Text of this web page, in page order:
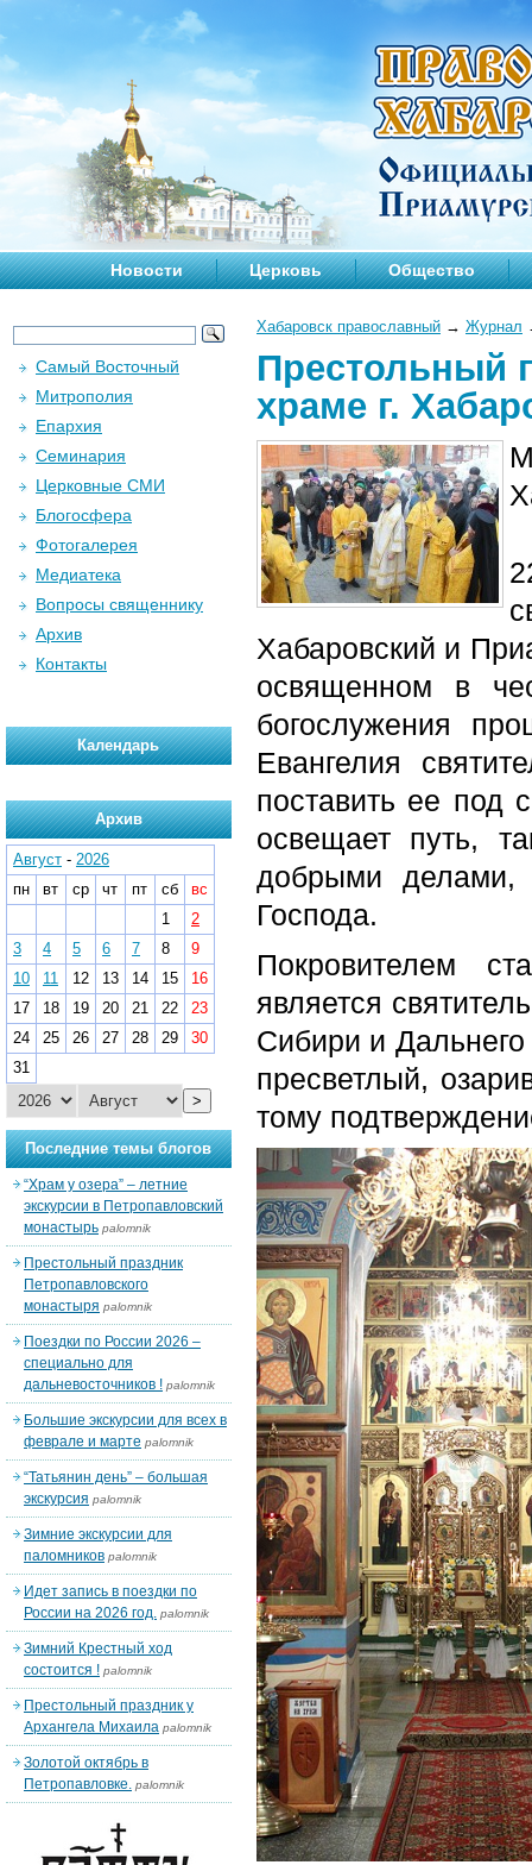
Новости Церковь Общество
Хабаровск православный → Журнал
Престольный
храме г.
Хабаровский и
освященном в
богослужения
Евангелия
поставить ее под
освещает путь,
добрыми делами,
Господа.
Покровителем
является
Сибири и
пресветлый,
тому
Самый Восточный
Митрополия
Епархия
Семинария
Церковные СМИ
Блогосфера
Фотогалерея
Медиатека
Вопросы священнику
Архив
Контакты
Календарь
Архив
Август - 2026
пн
вт ср чт пт сб
вс
1
2
3
4 5 6 7 8
9
10
11 12 13 14 15
16
17
18 19 20 21 22
23
24
25 26 27 28 29
30
31
>
Последние темы блогов
“Храм у озера” – летние
экскурсии в Петропавловский
монастырь palomnik
Престольный праздник
Петропавловского
монастыря palomnik
Поездки по России 2026 –
специально для
дальневосточников ! palomnik
Большие экскурсии для всех в
феврале и марте palomnik
“Татьянин день” – большая
экскурсия palomnik
Зимние экскурсии для
паломников palomnik
Идет запись в поездки по
России на 2026 год. palomnik
Зимний Крестный ход
состоится ! palomnik
Престольный праздник у
Архангела Михаила palomnik
Золотой октябрь в
Петропавловке. palomnik